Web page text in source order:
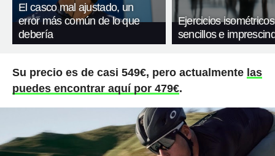
El casco mal ajustado, un
error más común de lo que
debería
Ejercicios
sencillos e
Su precio es de casi 549€, pero actualmente las
puedes encontrar aquí por 479€.